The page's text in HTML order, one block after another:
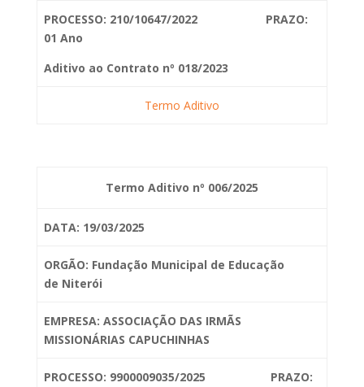
PROCESSO: 210/10647/2022 PRAZO:
01 Ano
Aditivo ao Contrato nº 018/2023
Termo Aditivo
Termo Aditivo nº 006/2025
DATA: 19/03/2025
ORGÃO: Fundação Municipal de Educação
de Niterói
EMPRESA: ASSOCIAÇÃO DAS IRMÃS
MISSIONÁRIAS CAPUCHINHAS
PROCESSO: 9900009035/2025 PRAZO: